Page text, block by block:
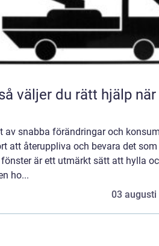
av snabba förändringar och
att återuppliva och bevara det som
är ett utmärkt sätt att hylla
ho...
03 augusti